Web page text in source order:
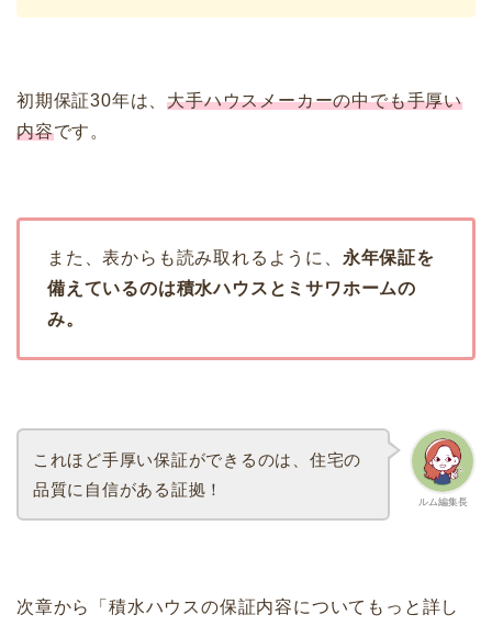
初期保証30年は、大手ハウスメーカーの中でも手厚い
内容です。
また、表からも読み取れるように、 永年保証を
備えているのは積水ハウスとミサワホームの
み。
ルム編集長
これほど手厚い保証ができるのは、住宅の
品質に自信がある証拠！
次章から「積水ハウスの保証内容についてもっと詳し